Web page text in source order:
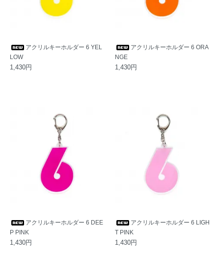
アクリルキーホルダー 6 YEL
LOW
1,430円
アクリルキーホルダー 6 ORA
NGE
1,430円
アクリルキーホルダー 6 DEE
P PINK
1,430円
アクリルキーホルダー 6 LIGH
T PINK
1,430円